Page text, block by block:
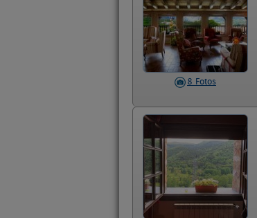
8 Fotos